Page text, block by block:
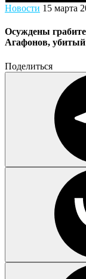
Новости 15 марта
Осуждены
Агафонов,
Поделиться